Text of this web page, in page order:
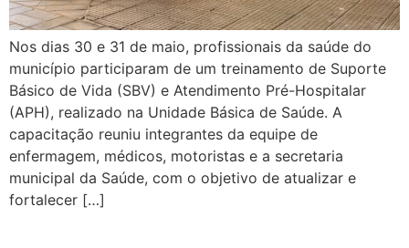
Nos dias 30 e 31 de maio, profissionais da saúde do
município participaram de um treinamento de Suporte
Básico de Vida (SBV) e Atendimento Pré-Hospitalar
(APH), realizado na Unidade Básica de Saúde. A
capacitação reuniu integrantes da equipe de
enfermagem, médicos, motoristas e a secretaria
municipal da Saúde, com o objetivo de atualizar e
fortalecer […]